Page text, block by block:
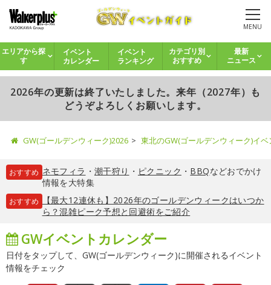
MENU
エリアから探
す
イベント
カレンダー
イベント
ランキング
カテゴリ別
おすすめ
最新
ニュース
2026年の更新は終了いたしました。来年（2027年）も
どうぞよろしくお願いします。
GW(ゴールデンウィーク)2026 東北のGW(ゴールデンウィーク)イ
おすすめ ネモフィラ ・ 潮干狩り ・ ピクニック ・ BBQなどおでかけ
情報を大特集
おすすめ
【最大12連休も】2026年のゴールデンウィークはいつか
ら？混雑ピーク予想と回避術をご紹介
GWイベントカレンダー
日付をタップして、GW(ゴールデンウィーク)に開催されるイベント
情報をチェック